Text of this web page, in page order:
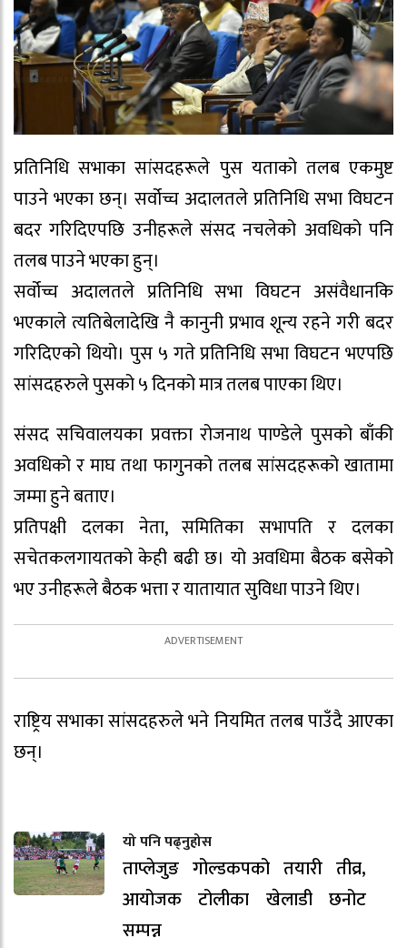
प्रतिनिधि सभाका सांसदहरूले पुस यताको तलब एकमुष्ट
पाउने भएका छन्। सर्वोच्च अदालतले प्रतिनिधि सभा विघटन
बदर गरिदिएपछि उनीहरूले संसद नचलेको अवधिको पनि
तलब पाउने भएका हुन्।
सर्वोच्च अदालतले प्रतिनिधि सभा विघटन असंवैधानकि
भएकाले त्यतिबेलादेखि नै कानुनी प्रभाव शून्य रहने गरी बदर
गरिदिएको थियो। पुस ५ गते प्रतिनिधि सभा विघटन भएपछि
सांसदहरुले पुसको ५ दिनको मात्र तलब पाएका थिए।
संसद सचिवालयका प्रवक्ता रोजनाथ पाण्डेले पुसको बाँकी
अवधिको र माघ तथा फागुनको तलब सांसदहरूको खातामा
जम्मा हुने बताए।
प्रतिपक्षी दलका नेता, समितिका सभापति र दलका
सचेतकलगायतको केही बढी छ। यो अवधिमा बैठक बसेको
भए उनीहरूले बैठक भत्ता र यातायात सुविधा पाउने थिए।
राष्ट्रिय सभाका सांसदहरुले भने नियमित तलब पाउँदै आएका
छन्।
यो पनि पढ्नुहोस
ताप्लेजुङ गोल्डकपको तयारी तीव्र,
आयोजक टोलीका खेलाडी छनोट
सम्पन्न